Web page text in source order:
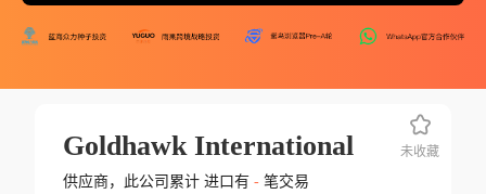
Goldhawk International
供应商，此公司累计 进口有 -笔交易
未收藏